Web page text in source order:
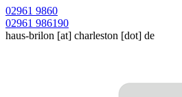
02961 9860
02961 986190
haus-brilon [at] charleston [dot] de